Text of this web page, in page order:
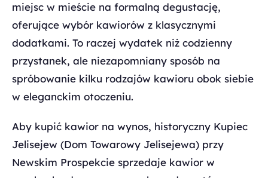
miejsc w mieście na formalną degustację,
oferujące wybór kawiorów z klasycznymi
dodatkami. To raczej wydatek niż codzienny
przystanek, ale niezapomniany sposób na
spróbowanie kilku rodzajów kawioru obok siebie
w eleganckim otoczeniu.
Aby kupić kawior na wynos, historyczny Kupiec
Jelisejew (Dom Towarowy Jelisejewa) przy
Newskim Prospekcie sprzedaje kawior w